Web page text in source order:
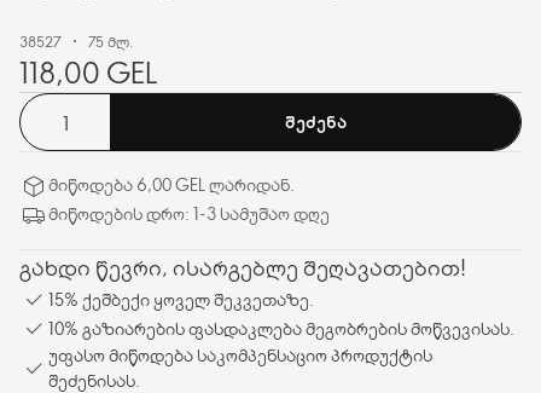
38527 75 მლ.
118,00 GEL
ᲨᲔᲫᲔᲜᲐ
მიწოდება 6,00 GEL ლარიდან.
მიწოდების დრო: 1-3 სამუშაო დღე
გახდი წევრი, ისარგებლე შეღავათებით!
15% ქეშბექი ყოველ შეკვეთაზე.
10% გაზიარების ფასდაკლება მეგობრების მოწვევისას.
უფასო მიწოდება საკომპენსაციო პროდუქტის
შეძენისას.